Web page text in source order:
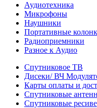
Аудиотехника
Микрофоны
Наушники
Портативные
Радиоприемники
Разное к Аудио
Спутниковое ТВ
Дисеки/ ВЧ
Карты оплаты и
Спутниковые
Спутниковые